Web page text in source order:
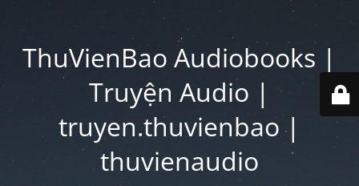
ThuVienBao Audiobooks |
Truyện Audio |
truyen.thuvienbao |
thuvienaudio